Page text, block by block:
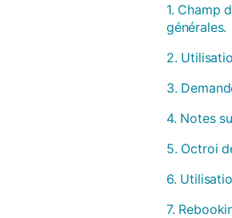
1. Champ
générales.
2.
3.
4. Notes
5. Octroi
6.
7.